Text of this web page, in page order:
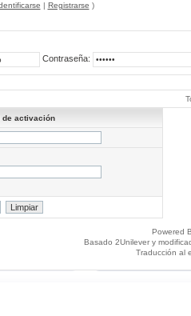
| Registrarse )
Contraseña:
de activación
Powered
Basado 2Unilever y
Traducción al